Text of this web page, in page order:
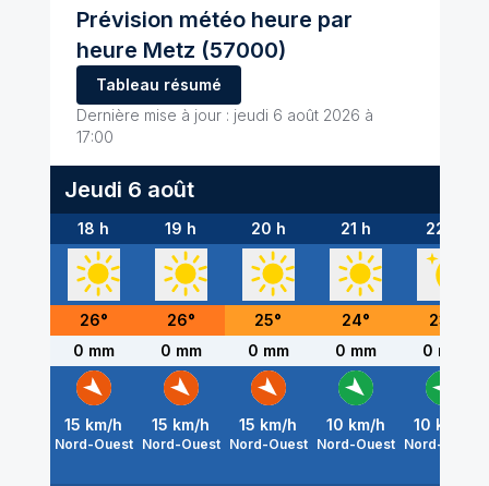
Prévision météo heure par
heure Metz (57000)
Tableau résumé
Dernière mise à jour : jeudi 6 août 2026 à
17:00
Jeudi 6 août
18 h 19 h 20 h 21 h 22 h
26° 26° 25° 24° 23
0 mm
0 mm 0 mm 0 mm 0 mm
15 km/h
Nord-Ouest
15 km/h
Nord-Ouest
15 km/h
Nord-Ouest
10 km/h
Nord-Ouest
10 km/h
Nord-Ouest